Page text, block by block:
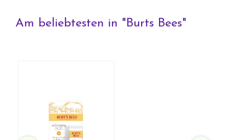
Am beliebtesten in "Burts Bees"